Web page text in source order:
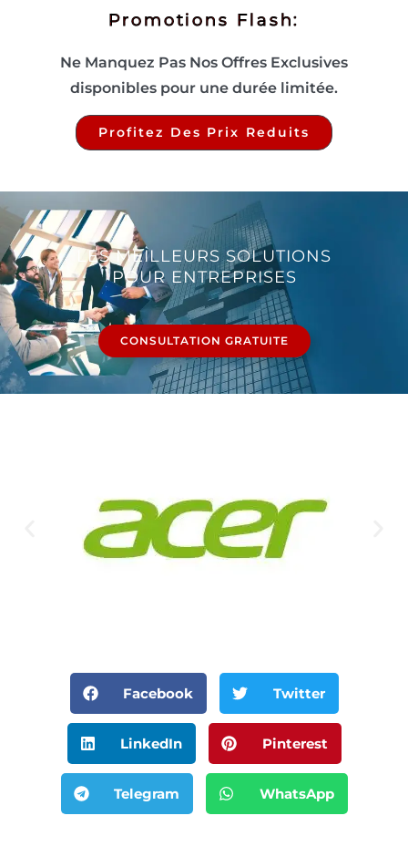
Promotions Flash:
Ne Manquez Pas Nos Offres Exclusives
disponibles pour une durée limitée.
Profitez Des Prix Reduits
LES MEILLEURS SOLUTIONS
POUR ENTREPRISES
CONSULTATION GRATUITE
Facebook Twitter
LinkedIn Pinterest
Telegram WhatsApp